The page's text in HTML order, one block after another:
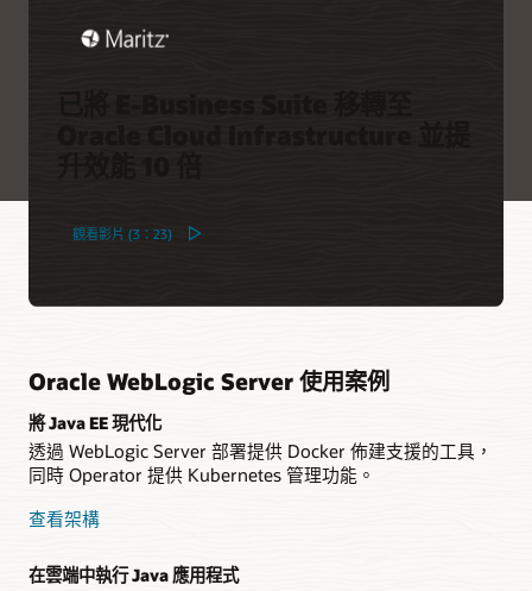
觀看影片 (3：23)
Oracle WebLogic Server 使用案例
將 Java EE 現代化
透過 WebLogic Server 部署提供 Docker 佈建支援的工具，
同時 Operator 提供 Kubernetes 管理功能。
查看架構
在雲端中執行 Java 應用程式